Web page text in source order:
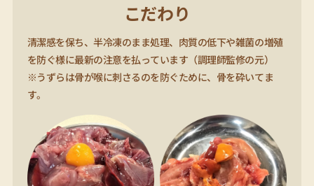
こだわり
清潔感を保ち、半冷凍のまま処理、肉質の低下や雑菌の増殖
を防ぐ様に最新の注意を払っています（調理師監修の元）
※うずらは骨が喉に刺さるのを防ぐために、骨を砕いてま
す。